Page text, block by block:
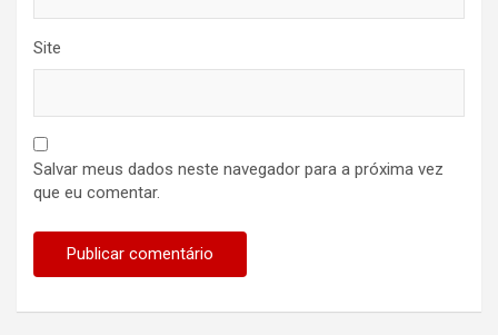
Site
Salvar meus dados neste navegador para a próxima vez
que eu comentar.